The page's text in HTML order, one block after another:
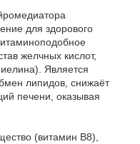
для здорового
желчных кислот,
Является
липидов, снижаёт
печени, оказывая
(витамин B8),